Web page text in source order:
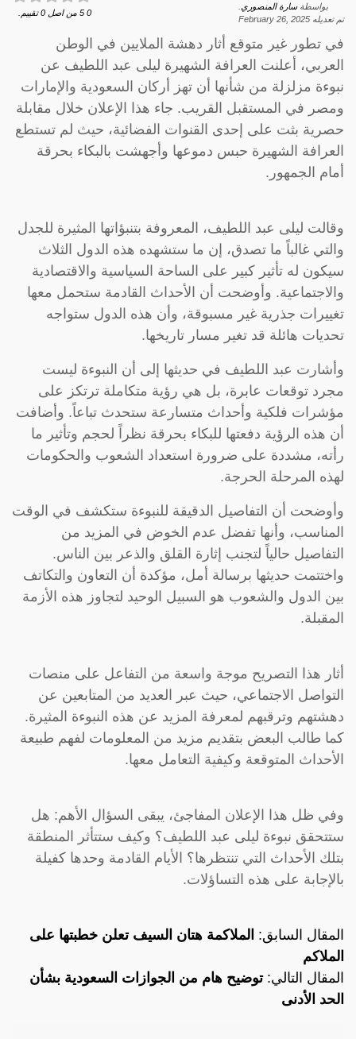
بواسطةسارة المنصوري
تم تعديله February 26, 2025
0
5 من اصل 0 تقييم.
في تطور غير متوقع أثار دهشة الملايين في الوطن
العربي، أعلنت العرافة الشهيرة ليلى عبد اللطيف عن
نبوءة مزلزلة من شأنها أن تهز أركان السعودية والإمارات
ومصر في المستقبل القريب. جاء هذا الإعلان خلال مقابلة
حصرية بثت على إحدى القنوات الفضائية، حيث لم تستطع
العرافة الشهيرة حبس دموعها وأجهشت بالبكاء بحرقة
أمام الجمهور.
وقالت ليلى عبد اللطيف، المعروفة بتنبؤاتها المثيرة للجدل
والتي غالباً ما تصدق، إن ما ستشهده هذه الدول الثلاث
سيكون له تأثير كبير على الساحة السياسية والاقتصادية
والاجتماعية. وأوضحت أن الأحداث القادمة ستحمل معها
تغييرات جذرية غير مسبوقة، وأن هذه الدول ستواجه
تحديات هائلة قد تغير مسار تاريخها.
وأشارت عبد اللطيف في حديثها إلى أن النبوءة ليست
مجرد توقعات عابرة، بل هي رؤية متكاملة ترتكز على
مؤشرات فلكية وأحداث متسارعة ستحدث تباعاً. وأضافت
أن هذه الرؤية دفعتها للبكاء بحرقة نظراً لحجم وتأثير ما
رأته، مشددة على ضرورة استعداد الشعوب والحكومات
لهذه المرحلة الحرجة.
وأوضحت أن التفاصيل الدقيقة للنبوءة ستكشف في الوقت
المناسب، وأنها تفضل عدم الخوض في المزيد من
التفاصيل حالياً لتجنب إثارة القلق والذعر بين الناس.
واختتمت حديثها برسالة أمل، مؤكدة أن التعاون والتكاتف
بين الدول والشعوب هو السبيل الوحيد لتجاوز هذه الأزمة
المقبلة.
أثار هذا التصريح موجة واسعة من التفاعل على منصات
التواصل الاجتماعي، حيث عبر العديد من المتابعين عن
دهشتهم وترقبهم لمعرفة المزيد عن هذه النبوءة المثيرة.
كما طالب البعض بتقديم مزيد من المعلومات لفهم طبيعة
الأحداث المتوقعة وكيفية التعامل معها.
وفي ظل هذا الإعلان المفاجئ، يبقى السؤال الأهم: هل
ستتحقق نبوءة ليلى عبد اللطيف؟ وكيف ستتأثر المنطقة
بتلك الأحداث التي تنتظرها؟ الأيام القادمة وحدها كفيلة
بالإجابة على هذه التساؤلات.
المقال السابق: الملاكمة هتان السيف‬⁩ تعلن خطبتها على
الملاكم
المقال التالي:توضيح هام من الجوازات السعودية بشأن
الحد الأدنى